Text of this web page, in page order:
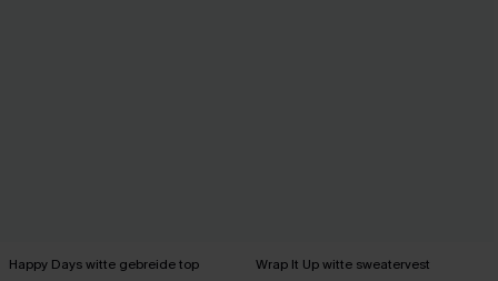
Happy Days witte gebreide top Wrap It Up witte sweatervest